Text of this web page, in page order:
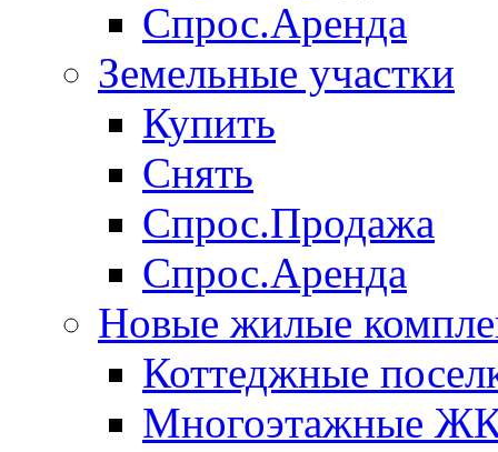
Спрос.Аренда
Земельные участки
Купить
Снять
Спрос.Продажа
Спрос.Аренда
Новые жилые
Коттеджные
Многоэтажные